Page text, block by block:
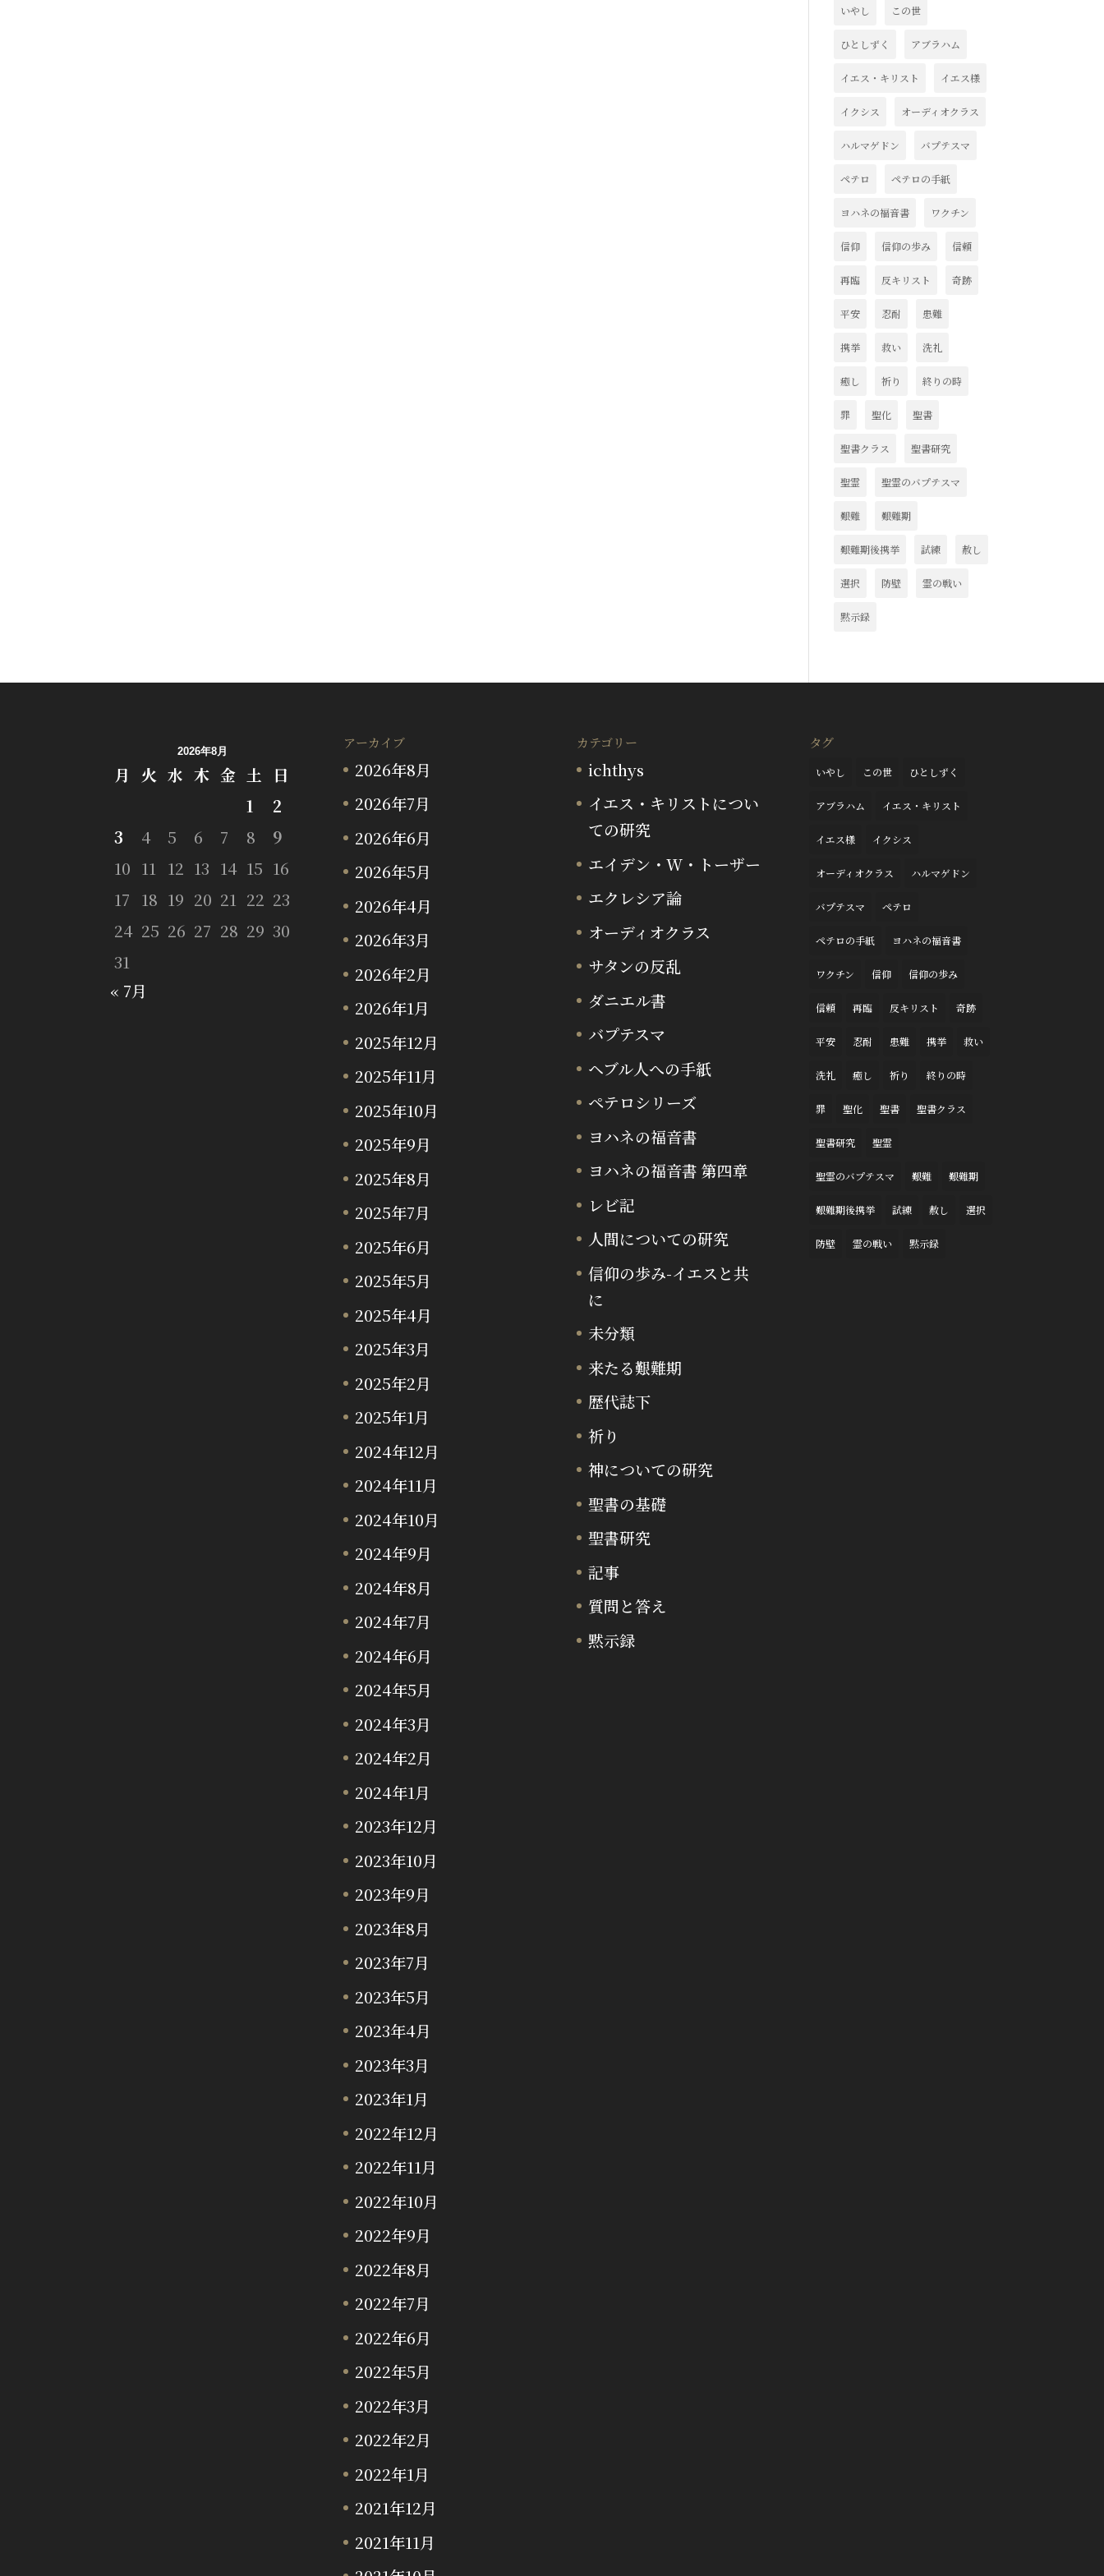
いやし この世
ひとしずく アブラハム
イエス・キリスト イエス様
イクシス オーディオクラス
ハルマゲドン バプテスマ
ペテロ ペテロの手紙
ヨハネの福音書 ワクチン
信仰 信仰の歩み 信頼
再臨 反キリスト 奇跡
平安 忍耐 患難
携挙 救い 洗礼
癒し 祈り 終りの時
罪 聖化 聖書
聖書クラス 聖書研究
聖霊 聖霊のバプテスマ
艱難 艱難期
艱難期後携挙 試練 赦し
選択 防壁 霊の戦い
黙示録
2026年8月
月 火 水 木 金 土
日
1
2
3
4 5 6 7 8
9
10 11 12 13 14 15 16
17 18 19 20 21 22 23
24 25 26 27 28 29 30
31
« 7月
アーカイブ
2026年8月
2026年7月
2026年6月
2026年5月
2026年4月
2026年3月
2026年2月
2026年1月
2025年12月
2025年11月
2025年10月
2025年9月
2025年8月
2025年7月
2025年6月
2025年5月
2025年4月
2025年3月
2025年2月
2025年1月
2024年12月
2024年11月
2024年10月
2024年9月
2024年8月
2024年7月
2024年6月
2024年5月
2024年3月
2024年2月
2024年1月
2023年12月
2023年10月
2023年9月
2023年8月
2023年7月
2023年5月
2023年4月
2023年3月
2023年1月
2022年12月
2022年11月
2022年10月
2022年9月
2022年8月
2022年7月
2022年6月
2022年5月
2022年3月
2022年2月
2022年1月
2021年12月
2021年11月
カテゴリー
ichthys
イエス・キリストについ
ての研究
エイデン・W・トーザー
エクレシア論
オーディオクラス
サタンの反乱
ダニエル書
バプテスマ
ヘブル人への手紙
ペテロシリーズ
ヨハネの福音書
ヨハネの福音書 第四章
レビ記
人間についての研究
信仰の歩み-イエスと共
に
未分類
来たる艱難期
歴代誌下
祈り
神についての研究
聖書の基礎
聖書研究
記事
質問と答え
黙示録
タグ
いやし この世 ひとしずく
アブラハム イエス・キリスト
イエス様 イクシス
オーディオクラス ハルマゲドン
バプテスマ ペテロ
ペテロの手紙 ヨハネの福音書
ワクチン 信仰 信仰の歩み
信頼 再臨 反キリスト 奇跡
平安 忍耐 患難 携挙 救い
洗礼 癒し 祈り 終りの時
罪 聖化 聖書 聖書クラス
聖書研究 聖霊
聖霊のバプテスマ 艱難 艱難期
艱難期後携挙 試練 赦し 選択
防壁 霊の戦い 黙示録